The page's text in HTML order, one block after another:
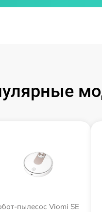
пылесос Viomi SE